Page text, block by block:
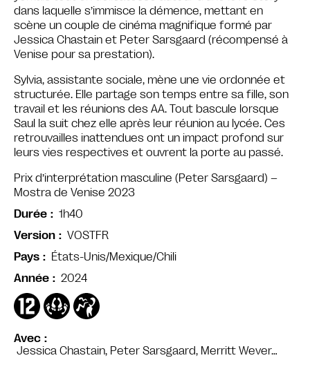
Avec
Jessica Chastain, Peter Sarsgaard, Merritt Wever…
dans laquelle s’immisce la démence, mettant en
scène un couple de cinéma magnifique formé par
Jessica Chastain et Peter Sarsgaard (récompensé à
Venise pour sa prestation).
Sylvia, assistante sociale, mène une vie ordonnée et
structurée. Elle partage son temps entre sa fille, son
travail et les réunions des AA. Tout bascule lorsque
Saul la suit chez elle après leur réunion au lycée. Ces
retrouvailles inattendues ont un impact profond sur
leurs vies respectives et ouvrent la porte au passé.
Prix d’interprétation masculine (Peter Sarsgaard) –
Mostra de Venise 2023
Durée
1h40
Version
VOSTFR
Pays
États-Unis/Mexique/Chili
Année
2024